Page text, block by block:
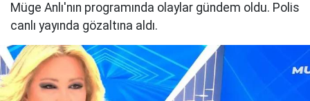
Müge Anlı'nın programında olaylar gündem oldu. Polis
canlı yayında gözaltına aldı.